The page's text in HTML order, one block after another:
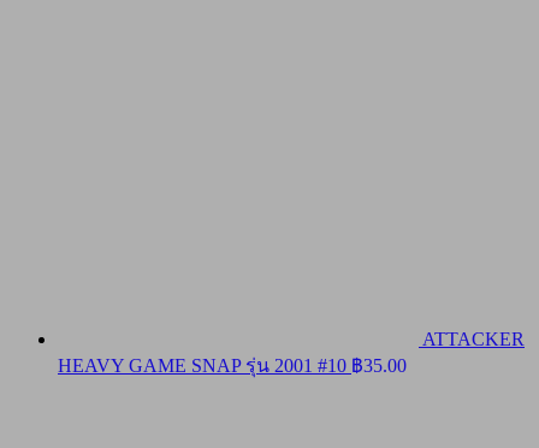
ATTACKER
HEAVY GAME SNAP รุ่น 2001 #10 ฿35.00